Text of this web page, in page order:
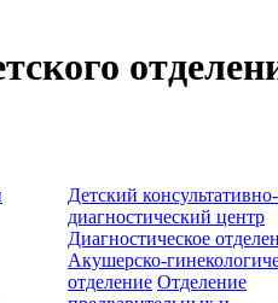
Детский консультативно-
диагностический центр
Диагностическое
Акушерско-
отделение Отделение